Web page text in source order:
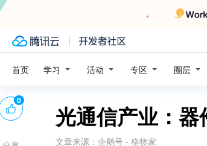
首页 学习 活动 专区 圈层
光通信产业：
文章来源： 企鹅号 - 格物家
0